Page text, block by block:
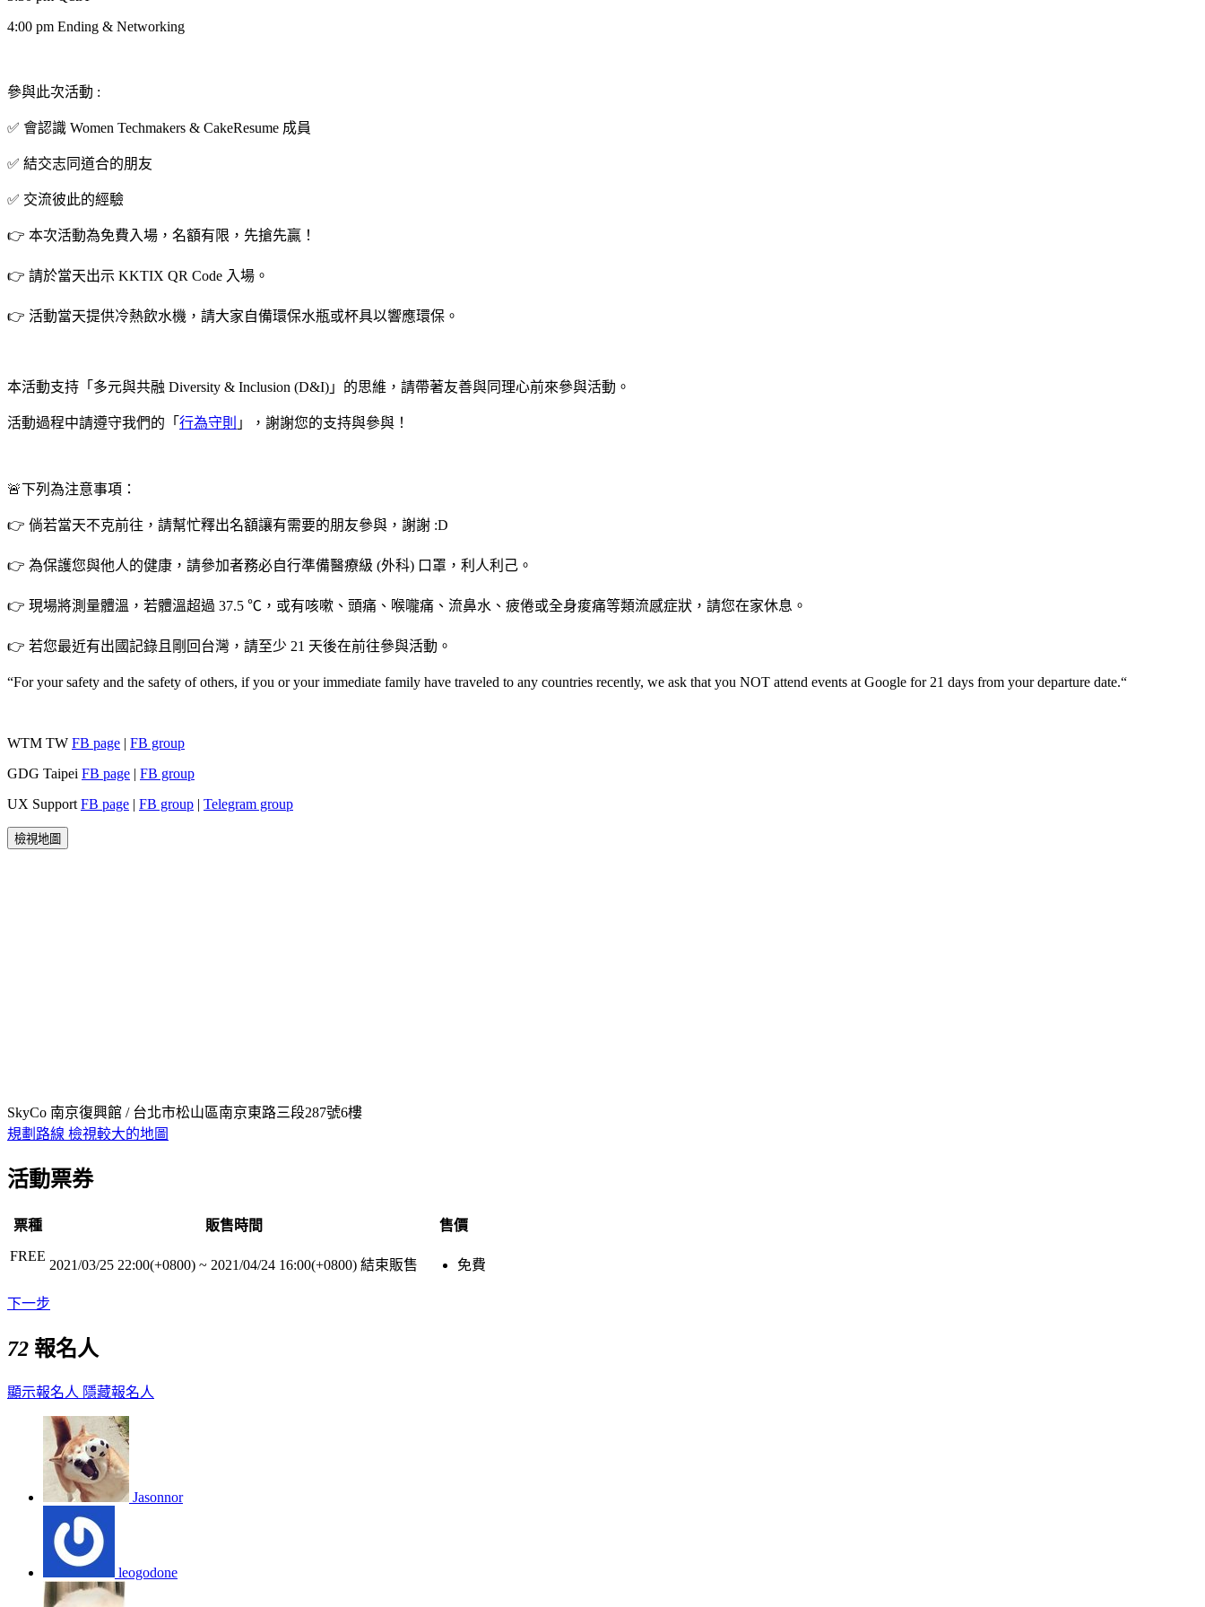
4:00 pm Ending & Networking
參與此次活動 :
✅ 會認識 Women Techmakers & CakeResume 成員
✅ 結交志同道合的朋友
✅ 交流彼此的經驗
👉 本次活動為免費入場，名額有限，先搶先贏！
👉 請於當天出示 KKTIX QR Code 入場。
👉 活動當天提供冷熱飲水機，請大家自備環保水瓶或杯具以響應環保。
本活動支持「多元與共融 Diversity & Inclusion (D&I)」的思維，請帶著友善與同理心前來參與活動。
活動過程中請遵守我們的「 行為守則 」，謝謝您的支持與參與！
🚨下列為注意事項：
👉 倘若當天不克前往，請幫忙釋出名額讓有需要的朋友參與，謝謝 :D
👉 為保護您與他人的健康，請參加者務必自行準備醫療級 (外科) 口罩，利人利己。
👉 現場將測量體溫，若體溫超過 37.5 ℃，或有咳嗽、頭痛、喉嚨痛、流鼻水、疲倦或全身痠痛等類流感症狀，請您在家休息。
👉 若您最近有出國記錄且剛回台灣，請至少 21 天後在前往參與活動。
“For your safety and the safety of others, if you or your immediate family have traveled to any countries recently, we ask that you NOT attend events at Google for 21 days from your departure date.“
WTM TW FB page | FB group
GDG Taipei FB page | FB group
UX Support FB page | FB group | Telegram group
檢視地圖
SkyCo 南京復興館 / 台北市松山區南京東路三段287號6樓
規劃路線 檢視較大的地圖
活動票券
票種 販售時間
售價
FREE
2021/03/25 22:00(+0800) ~ 2021/04/24 16:00(+0800) 結束販售 免費
下一步
72 報名人
顯示報名人 隱藏報名人
Jasonnor
leogodone